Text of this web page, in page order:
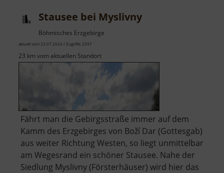
Stausee bei Myslivny
Böhmisches Erzgebirge
aktuell vom 23.07.2024 / Zugriffe: 2597
23 km vom aktuellen Standort
Fährt man die Gebirgsstraße immer auf dem
Kamm des Erzgebirges von Boží Dar (Gottesgab)
aus weiter Richtung Westen, so liegt unmittelbar
am Wegesrand ein schöner Stausee. Nahe der
Siedlung Myslivny (Försterhäuser) wird hier das